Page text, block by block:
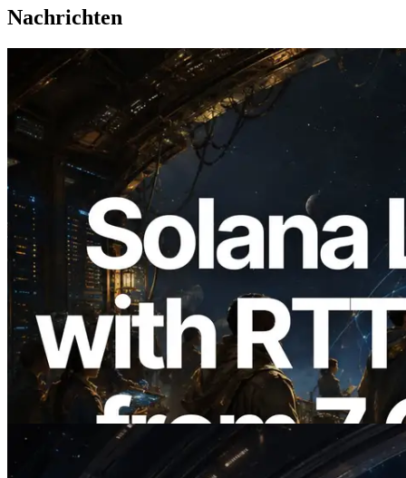
Nachrichten
2026.08.05
ERPC erweitert Solana Leader Slot API
um Ping-Messung aus 7 globalen
Regionen — Validators Information API
ebenfalls gestartet
Lesen Sie diesen Artikel